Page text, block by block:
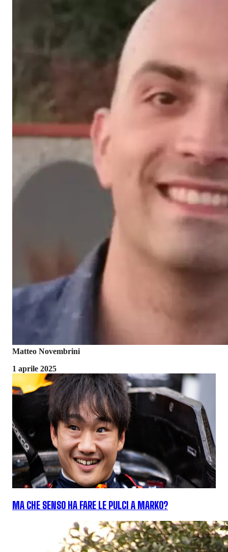
Matteo Novembrini
1 aprile 2025
MA CHE SENSO HA FARE LE PULCI A MARKO?